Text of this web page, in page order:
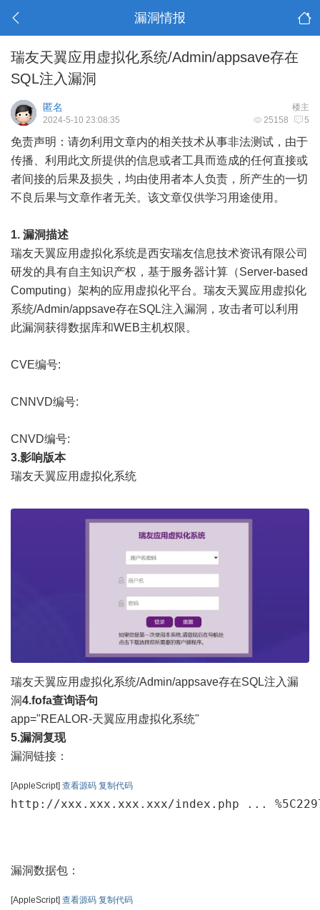
漏洞情报
瑞友天翼应用虚拟化系统/Admin/appsave存在
SQL注入漏洞
楼主
匿名
25158 5
2024-5-10 23:08:35
免责声明：请勿利用文章内的相关技术从事非法测试，由于
传播、利用此文所提供的信息或者工具而造成的任何直接或
者间接的后果及损失，均由使用者本人负责，所产生的一切
不良后果与文章作者无关。该文章仅供学习用途使用。
1. 漏洞描述
瑞友天翼应用虚拟化系统是西安瑞友信息技术资讯有限公司
研发的具有自主知识产权，基于服务器计算（Server-based
Computing）架构的应用虚拟化平台。瑞友天翼应用虚拟化
系统/Admin/appsave存在SQL注入漏洞，攻击者可以利用
此漏洞获得数据库和WEB主机权限。
CVE编号:
CNNVD编号:
CNVD编号:
3.影响版本
瑞友天翼应用虚拟化系统
瑞友天翼应用虚拟化系统/Admin/appsave存在SQL注入漏
洞4.fofa查询语句
app="REALOR-天翼应用虚拟化系统"
5.漏洞复现
漏洞链接：
[AppleScript] 查看源码 复制代码
http://xxx.xxx.xxx.xxx/index.php ...
漏洞数据包：
[AppleScript] 查看源码 复制代码